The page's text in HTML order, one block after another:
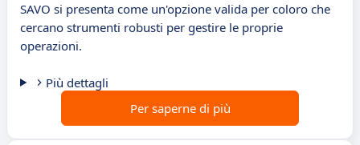
SAVO si presenta come un'opzione valida per coloro che
cercano strumenti robusti per gestire le proprie
operazioni.
Più dettagli
Per saperne di più